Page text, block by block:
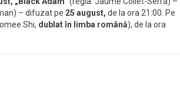
– difuzat pe 25 august, de la ora 21:00. Pe
Shi, dublat în limba română), de la ora